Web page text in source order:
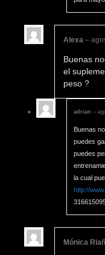
Alexa –
Buenas
el
peso ?
adrian –
Buenas
puedes
puedes
la cual
http://
Mónica